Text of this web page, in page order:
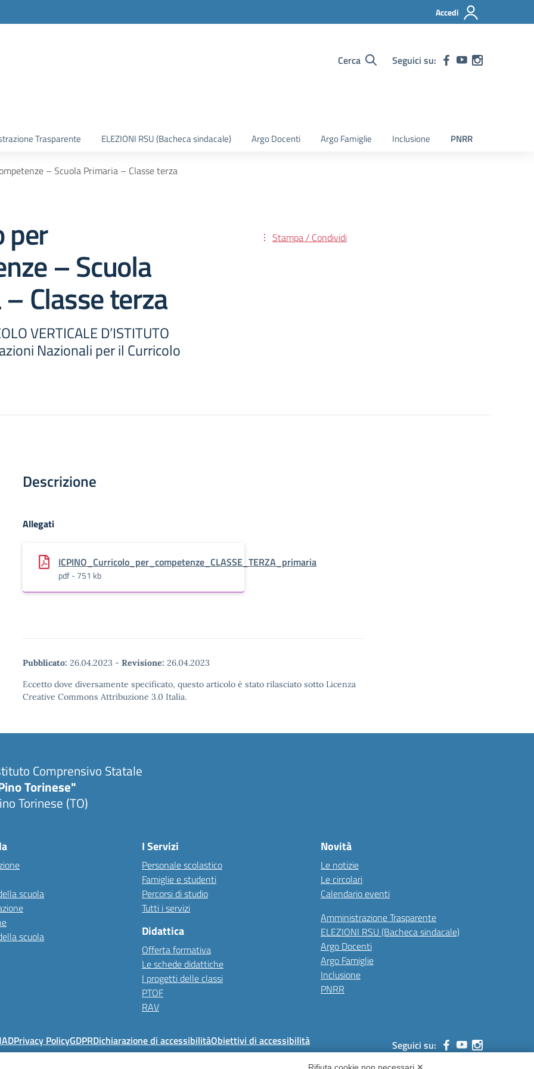
Accedi
Cerca Seguici su:
Trasparente ELEZIONI RSU (Bacheca sindacale) Argo Docenti Argo Famiglie Inclusione PNRR
– Scuola Primaria – Classe terza
per
– Scuola
Classe terza
VERTICALE D’ISTITUTO
Nazionali per il Curricolo
Stampa / Condividi
Descrizione
Allegati
ICPINO_Curricolo_per_competenze_CLASSE_TERZA_primaria
pdf - 751 kb
Pubblicato: 26.04.2023 - Revisione: 26.04.2023
Eccetto dove diversamente specificato, questo articolo è stato rilasciato sotto Licenza
Creative Commons Attribuzione 3.0 Italia.
Comprensivo Statale
Torinese"
Torinese (TO)
scuola
scuola
I Servizi
Personale scolastico
Famiglie e studenti
Percorsi di studio
Tutti i servizi
Didattica
Offerta formativa
Le schede didattiche
I progetti delle classi
PTOF
RAV
Novità
Le notizie
Le circolari
Calendario eventi
Amministrazione Trasparente
ELEZIONI RSU (Bacheca sindacale)
Argo Docenti
Argo Famiglie
Inclusione
PNRR
Privacy PolicyGDPRDichiarazione di accessibilitàObiettivi di accessibilità Seguici su: